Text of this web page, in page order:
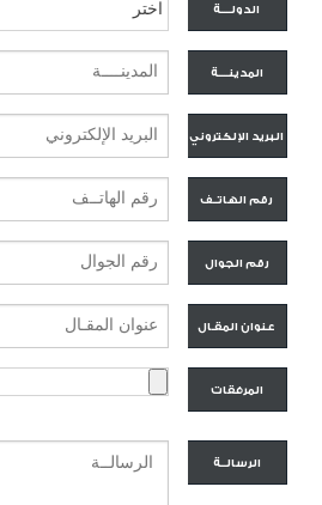
الدولــــة
المدينــــة
البريد الإلكتروني
رقم الهاتــف
رقم الجوال
عنوان المقـال
المرفقات
الرسالــة